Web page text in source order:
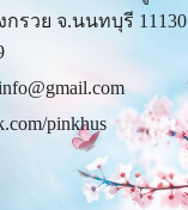
รวย จ.นนทบุรี 11130
pinkhus